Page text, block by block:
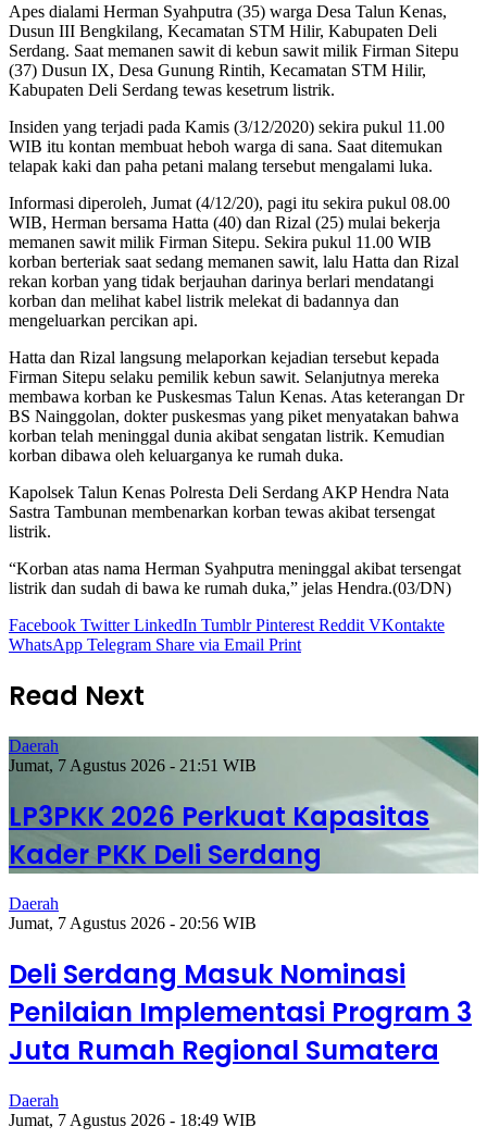
Apes dialami Herman Syahputra (35) warga Desa Talun Kenas,
Dusun III Bengkilang, Kecamatan STM Hilir, Kabupaten Deli
Serdang. Saat memanen sawit di kebun sawit milik Firman Sitepu
(37) Dusun IX, Desa Gunung Rintih, Kecamatan STM Hilir,
Kabupaten Deli Serdang tewas kesetrum listrik.
Insiden yang terjadi pada Kamis (3/12/2020) sekira pukul 11.00
WIB itu kontan membuat heboh warga di sana. Saat ditemukan
telapak kaki dan paha petani malang tersebut mengalami luka.
Informasi diperoleh, Jumat (4/12/20), pagi itu sekira pukul 08.00
WIB, Herman bersama Hatta (40) dan Rizal (25) mulai bekerja
memanen sawit milik Firman Sitepu. Sekira pukul 11.00 WIB
korban berteriak saat sedang memanen sawit, lalu Hatta dan Rizal
rekan korban yang tidak berjauhan darinya berlari mendatangi
korban dan melihat kabel listrik melekat di badannya dan
mengeluarkan percikan api.
Hatta dan Rizal langsung melaporkan kejadian tersebut kepada
Firman Sitepu selaku pemilik kebun sawit. Selanjutnya mereka
membawa korban ke Puskesmas Talun Kenas. Atas keterangan Dr
BS Nainggolan, dokter puskesmas yang piket menyatakan bahwa
korban telah meninggal dunia akibat sengatan listrik. Kemudian
korban dibawa oleh keluarganya ke rumah duka.
Kapolsek Talun Kenas Polresta Deli Serdang AKP Hendra Nata
Sastra Tambunan membenarkan korban tewas akibat tersengat
listrik.
“Korban atas nama Herman Syahputra meninggal akibat tersengat
listrik dan sudah di bawa ke rumah duka,” jelas Hendra.(03/DN)
Facebook Twitter LinkedIn Tumblr Pinterest Reddit VKontakte
WhatsApp Telegram Share via Email Print
Read Next
Daerah
Jumat, 7 Agustus 2026 - 21:51 WIB
LP3PKK 2026 Perkuat Kapasitas
Kader PKK Deli Serdang
Daerah
Jumat, 7 Agustus 2026 - 20:56 WIB
Deli Serdang Masuk Nominasi
Penilaian Implementasi Program 3
Juta Rumah Regional Sumatera
Daerah
Jumat, 7 Agustus 2026 - 18:49 WIB